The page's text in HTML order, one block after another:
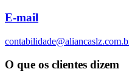
E-mail
O que os clientes dizem